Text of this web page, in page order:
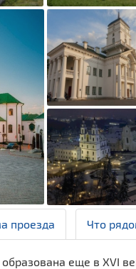
проезда Что
еще в XVI